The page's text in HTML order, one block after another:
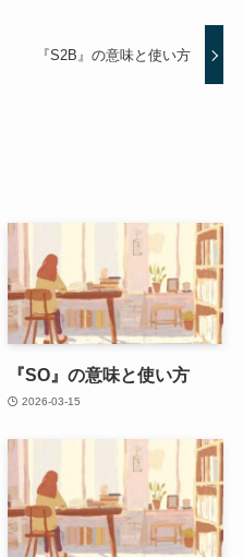
『S2B』の意味と使い方
『SO』の意味と使い方
2026-03-15